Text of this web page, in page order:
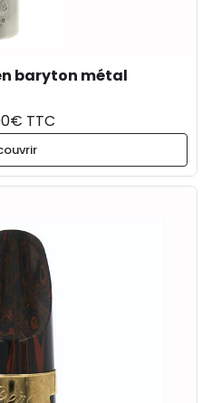
baryton métal
TTC